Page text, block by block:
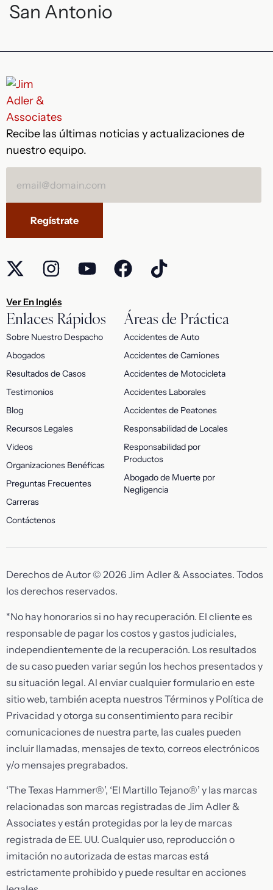
San Antonio
Recibe las últimas noticias y actualizaciones de
nuestro equipo.
Alternative:
Ver En Inglés
Enlaces Rápidos
Sobre Nuestro Despacho
Abogados
Resultados de Casos
Testimonios
Blog
Recursos Legales
Videos
Organizaciones Benéficas
Preguntas Frecuentes
Carreras
Contáctenos
Áreas de Práctica
Accidentes de Auto
Accidentes de Camiones
Accidentes de Motocicleta
Accidentes Laborales
Accidentes de Peatones
Responsabilidad de Locales
Responsabilidad por
Productos
Abogado de Muerte por
Negligencia
Derechos de Autor © 2026 Jim Adler & Associates. Todos
los derechos reservados.
*No hay honorarios si no hay recuperación. El cliente es
responsable de pagar los costos y gastos judiciales,
independientemente de la recuperación. Los resultados
de su caso pueden variar según los hechos presentados y
su situación legal. Al enviar cualquier formulario en este
sitio web, también acepta nuestros Términos y Política de
Privacidad y otorga su consentimiento para recibir
comunicaciones de nuestra parte, las cuales pueden
incluir llamadas, mensajes de texto, correos electrónicos
y/o mensajes pregrabados.
‘The Texas Hammer®’, ‘El Martillo Tejano®’ y las marcas
relacionadas son marcas registradas de Jim Adler &
Associates y están protegidas por la ley de marcas
registrada de EE. UU. Cualquier uso, reproducción o
imitación no autorizada de estas marcas está
estrictamente prohibido y puede resultar en acciones